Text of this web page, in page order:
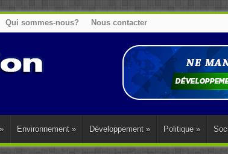
Qui sommes-nous? Nous contacter
» Environnement » Développement » Politique »